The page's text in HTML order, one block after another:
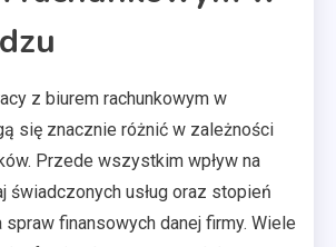
z biurem rachunkowym w
się znacznie różnić w zależności
Przede wszystkim wpływ na
świadczonych usług oraz stopień
finansowych danej firmy. Wiele